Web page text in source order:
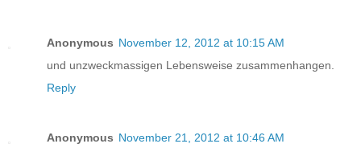
Anonymous November 12, 2012 at 10:15 AM
und unzweckmassigen Lebensweise zusammenhangen.
Reply
Anonymous November 21, 2012 at 10:46 AM